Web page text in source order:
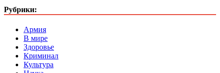
Рубрики:
Армия
В мире
Здоровье
Криминал
Культура